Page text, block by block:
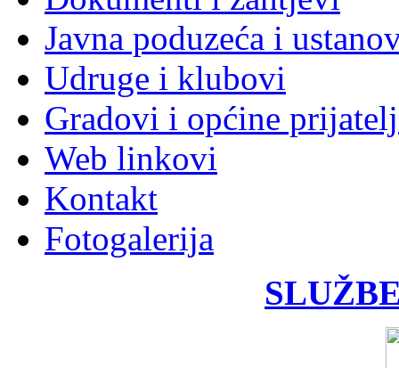
Javna poduzeća i
Udruge i klubovi
Gradovi i općine
Web linkovi
Kontakt
Fotogalerija